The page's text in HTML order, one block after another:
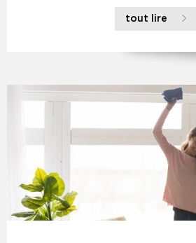
tout lire